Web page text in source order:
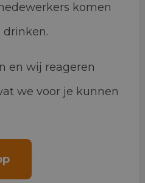
komen
drinken.
en wij reageren
we voor je kunnen